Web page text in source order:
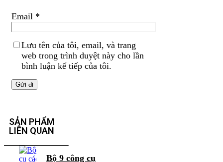
Email *
Lưu tên của tôi, email, và trang
web trong trình duyệt này cho lần
bình luận kế tiếp của tôi.
SẢN PHẨM
LIÊN QUAN
Bộ 9 công cụ